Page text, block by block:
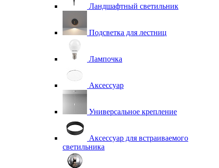
Ландшафтный светильник
Подсветка для лестниц
Лампочка
Аксессуар
Универсальное крепление
Аксессуар для встраиваемого
светильника